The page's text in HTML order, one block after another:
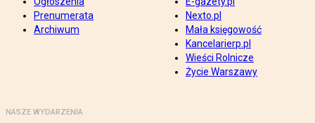
Prenumerata
Archiwum
Nexto.pl
Mała księgowość
Kancelarierp.pl
Wieści Rolnicze
Życie Warszawy
NASZE WYDARZENIA